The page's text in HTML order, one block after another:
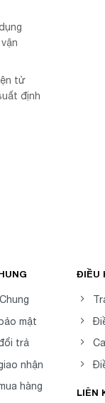
tử
định
mật
trả
nhận
hàng
ĐIỀU
LIÊN